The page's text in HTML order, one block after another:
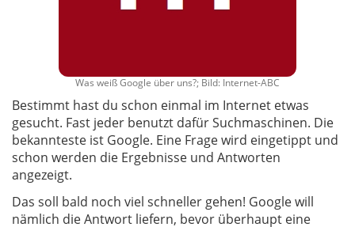
Was weiß Google über uns?; Bild: Internet-ABC
Bestimmt hast du schon einmal im Internet etwas
gesucht. Fast jeder benutzt dafür Suchmaschinen. Die
bekannteste ist Google. Eine Frage wird eingetippt und
schon werden die Ergebnisse und Antworten
angezeigt.
Das soll bald noch viel schneller gehen! Google will
nämlich die Antwort liefern, bevor überhaupt eine